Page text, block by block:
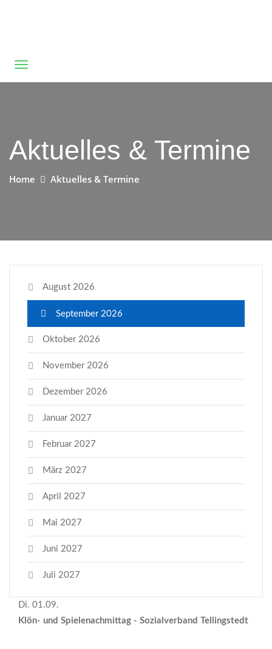
Aktuelles & Termine
Home Aktuelles & Termine
August 2026
September 2026
Oktober 2026
November 2026
Dezember 2026
Januar 2027
Februar 2027
März 2027
April 2027
Mai 2027
Juni 2027
Juli 2027
Di. 01.09.
Klön- und Spielenachmittag - Sozialverband Tellingstedt